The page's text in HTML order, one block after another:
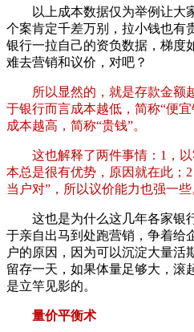
以上成本数据仅为举例让大
个案肯定千差万别，拉小钱也有
银行一拉自己的资负数据，梯度
难去营销和议价，对吧？
所以显然的，就是存款金额
于银行而言成本越低，简称“便宜
成本越高，简称“贵钱”。
这也解释了两件事情：1，
本总是很有优势，原因就在此；
当户对”，所以议价能力也强一些
这也是为什么这几年各家银
于亲自出马到处跑营销，争着给
户的原因，因为可以沉淀大量活
留存一天，如果体量足够大，滚
是立竿见影的。
量价平衡术